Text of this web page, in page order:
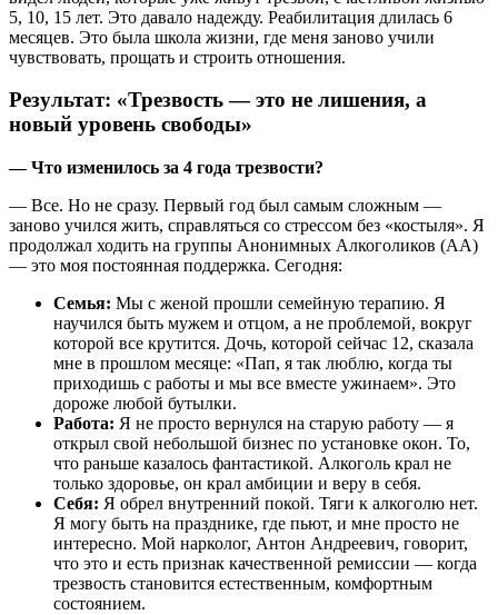
5, 10, 15 лет. Это давало надежду. Реабилитация длилась 6
месяцев. Это была школа жизни, где меня заново учили
чувствовать, прощать и строить отношения.
Результат: «Трезвость — это не лишения, а
новый уровень свободы»
— Что изменилось за 4 года трезвости?
— Все. Но не сразу. Первый год был самым сложным —
заново учился жить, справляться со стрессом без «костыля». Я
продолжал ходить на группы Анонимных Алкоголиков (АА)
— это моя постоянная поддержка. Сегодня:
Семья: Мы с женой прошли семейную терапию. Я
научился быть мужем и отцом, а не проблемой, вокруг
которой все крутится. Дочь, которой сейчас 12, сказала
мне в прошлом месяце: «Пап, я так люблю, когда ты
приходишь с работы и мы все вместе ужинаем». Это
дороже любой бутылки.
Работа: Я не просто вернулся на старую работу — я
открыл свой небольшой бизнес по установке окон. То,
что раньше казалось фантастикой. Алкоголь крал не
только здоровье, он крал амбиции и веру в себя.
Себя: Я обрел внутренний покой. Тяги к алкоголю нет.
Я могу быть на празднике, где пьют, и мне просто не
интересно. Мой нарколог, Антон Андреевич, говорит,
что это и есть признак качественной ремиссии — когда
трезвость становится естественным, комфортным
состоянием.